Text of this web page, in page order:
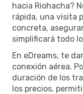
hacia Riohacha?
rápida, una visita
concreta,
simplificará todo
En eDreams, te
conexión aérea.
duración de los
los precios,